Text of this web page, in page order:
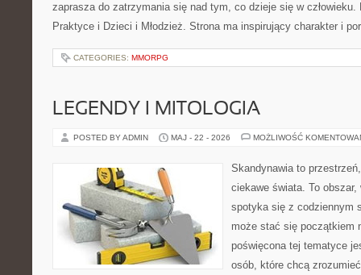
zaprasza do zatrzymania się nad tym, co dzieje się w
Praktyce i Dzieci i Młodzież. Strona ma inspirujący charakter i
CATEGORIES: MMORPG
LEGENDY I MITOLOGIA
POSTED BY ADMIN MAJ - 22 - 2026 MOŻLIWOŚĆ
Skandynawia to
ciekawe świata. To
spotyka się z codziennym
może stać się początkiem
poświęcona tej tematyce
osób, które chcą